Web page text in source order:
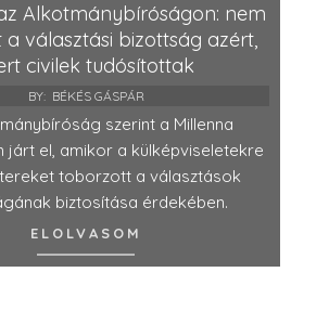
Alkotmánybíróságon: nem
a választási bizottság azért,
civilek tudósítottak
BY: BÉKÉS GÁSPÁR
szerint a Millenna
járt el, amikor a külképviseletekre
toborzott a választások
biztosítása érdekében.
ELOLVASOM